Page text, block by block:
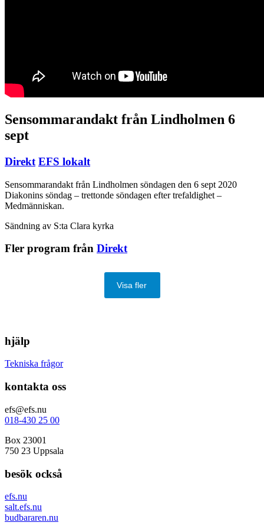
Sensommarandakt från Lindholmen 6
sept
Direkt EFS lokalt
Sensommarandakt från Lindholmen söndagen den 6 sept 2020
Diakonins söndag – trettonde söndagen efter trefaldighet –
Medmänniskan.
Sändning av S:ta Clara kyrka
Fler program från Direkt
Visa fler
hjälp
Tekniska frågor
kontakta oss
efs@efs.nu
018-430 25 00
Box 23001
750 23 Uppsala
besök också
efs.nu
salt.efs.nu
budbararen.nu